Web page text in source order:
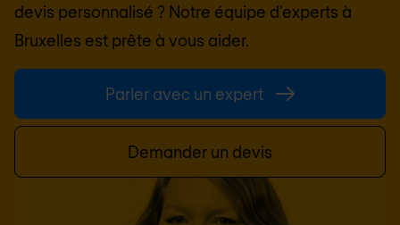
devis personnalisé ? Notre équipe d'experts à
Bruxelles est prête à vous aider.
Parler avec un expert
Demander un devis